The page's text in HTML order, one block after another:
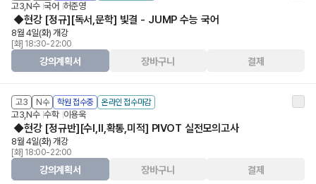
고3,N수 국어 허준영
◆현강 [정규][독서,문학] 빛결 - JUMP 수능 국어
8월 4일(화) 개강
[화] 18:30-22:00
강의계획서 장바구니 결제
고3 N수 학원 접수중 온라인 접수마감
고3,N수 수학 이용욱
◆현강 [정규반][수I,II,확통,미적] PIVOT 실전모의고사
8월 4일(화) 개강
[화] 18:00-22:00
강의계획서 장바구니 결제